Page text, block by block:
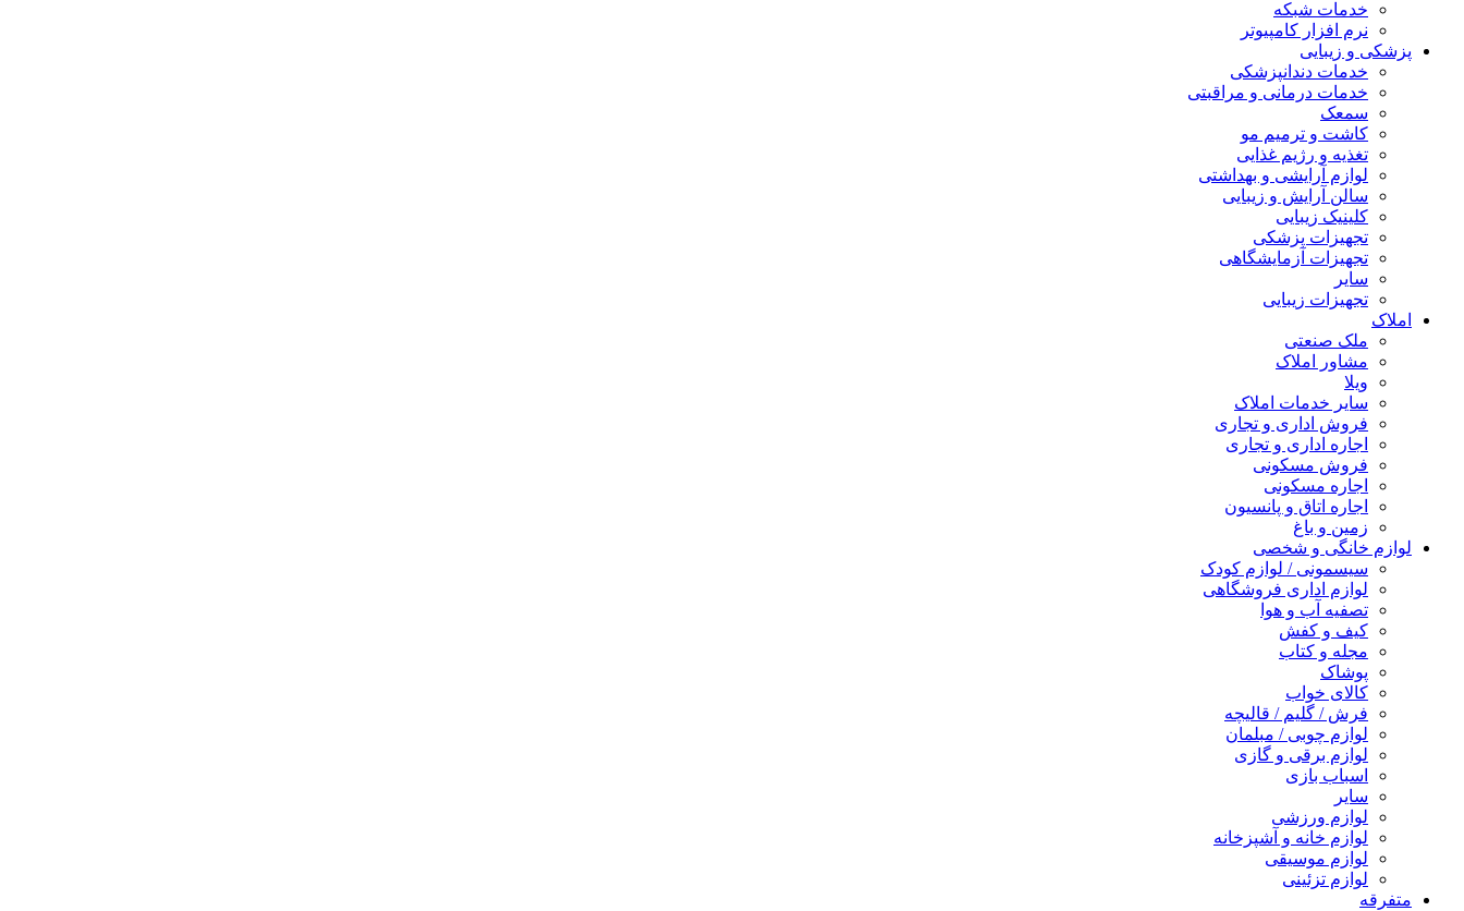
خدمات شبکه
نرم افزار کامپیوتر
پزشکی و زیبایی
خدمات دندانپزشکی
خدمات درمانی و مراقبتی
سمعک
کاشت و ترمیم مو
تغذیه و رژیم غذایی
لوازم آرایشی و بهداشتی
سالن آرایش و زیبایی
کلینیک زیبایی
تجهیزات پزشکی
تجهیزات آزمایشگاهی
سایر
تجهیزات زیبایی
املاک
ملک صنعتی
مشاور املاک
ویلا
سایر خدمات املاک
فروش اداری و تجاری
اجاره اداری و تجاری
فروش مسکونی
اجاره مسکونی
اجاره اتاق و پانسیون
زمین و باغ
لوازم خانگی و شخصی
سیسمونی / لوازم کودک
لوازم اداری فروشگاهی
تصفیه آب و هوا
کیف و کفش
مجله و کتاب
پوشاک
کالای خواب
فرش / گلیم / قالیچه
لوازم چوبی / مبلمان
لوازم برقی و گازی
اسباب بازی
سایر
لوازم ورزشی
لوازم خانه و آشپزخانه
لوازم موسیقی
لوازم تزئینی
متفرقه